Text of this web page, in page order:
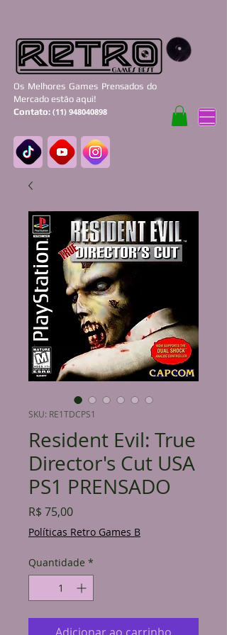
Os Melhores Games Prensados do
Mercado estão aqui!
Contato: (11) 948040898
SKU: RE1TDCPS1
Resident Evil: True
Director's Cut USA
PS1 PRENSADO
R$ 75,00Preço
Políticas Retro Games B
Quantidade *